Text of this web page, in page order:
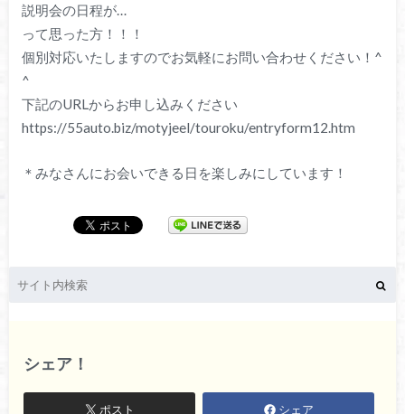
説明会の日程が…
って思った方！！！
個別対応いたしますのでお気軽にお問い合わせください！^
^
下記のURLからお申し込みください
https://55auto.biz/motyjeel/touroku/entryform12.htm
＊みなさんにお会いできる日を楽しみにしています！
シェア！
ポスト シェア